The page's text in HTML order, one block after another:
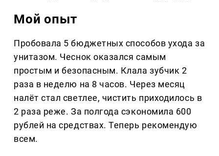
Мой опыт
Пробовала 5 бюджетных способов ухода за
унитазом. Чеснок оказался самым
простым и безопасным. Клала зубчик 2
раза в неделю на 8 часов. Через месяц
налёт стал светлее, чистить приходилось в
2 раза реже. За полгода сэкономила 600
рублей на средствах. Теперь рекомендую
всем.